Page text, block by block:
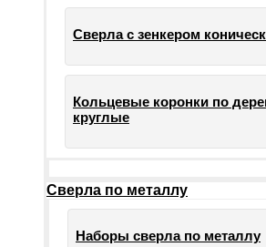
Сверла с зенкером
Кольцевые коронки по
круглые
Сверла по металлу
Наборы сверла по металлу